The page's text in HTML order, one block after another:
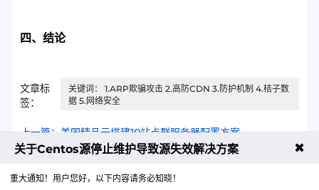
四、结论
文章标
签：
关键词： 1.ARP欺骗攻击 2.高防CDN 3.防护机制 4.桔子数
据 5.网络安全
上一篇：美国精品云搭建10站点群服务器配置方案
关于Centos源停止维护导致源失效解决方案 ✖
重大通知！用户您好，以下内容请务必知晓！